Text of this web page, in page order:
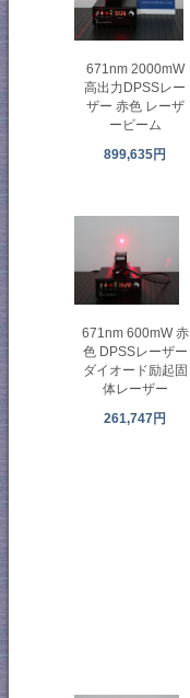
671nm 2000mW
高出力DPSSレー
ザー 赤色 レーザ
ービーム
899,635円
671nm 600mW 赤
色 DPSSレーザー
ダイオード励起固
体レーザー
261,747円